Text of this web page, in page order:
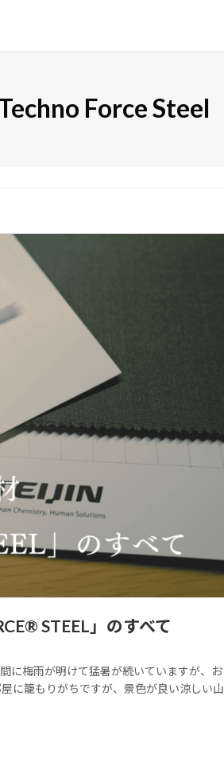
Force Steel
STEEL」のすべて
に梅雨が明けて猛暑が続いていますが、お
に籠もりがちですが、景色が良い涼しい山